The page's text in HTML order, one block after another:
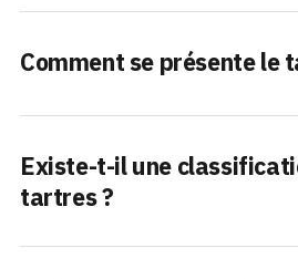
Comment se présente le
Existe-t-il une
tartres ?